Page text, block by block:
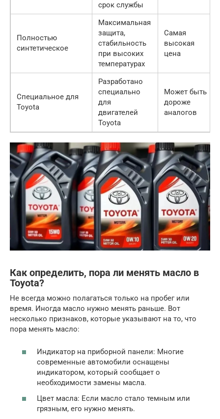
срок службы
Полностью
синтетическое
Максимальная
защита,
стабильность
при высоких
температурах
Самая
высокая
цена
Специальное для
Toyota
Разработано
специально
для
двигателей
Toyota
Может быть
дороже
аналогов
Как определить, пора ли менять масло в
Toyota?
Не всегда можно полагаться только на пробег или
время. Иногда масло нужно менять раньше. Вот
несколько признаков, которые указывают на то, что
пора менять масло:
Индикатор на приборной панели: Многие
современные автомобили оснащены
индикатором, который сообщает о
необходимости замены масла.
Цвет масла: Если масло стало темным или
грязным, его нужно менять.